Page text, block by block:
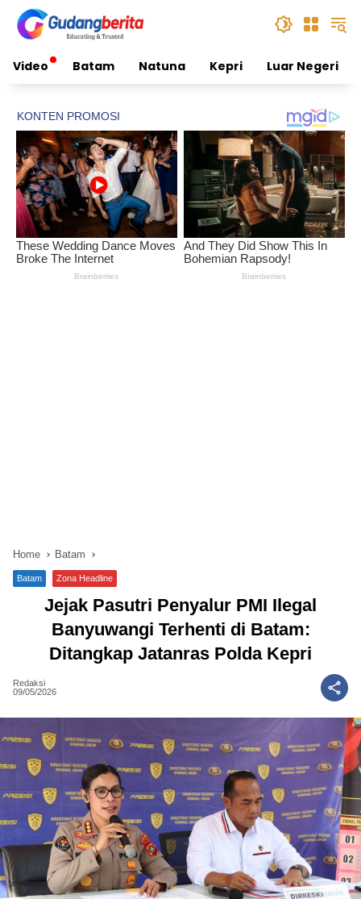
content
Video Batam Natuna Kepri Luar Negeri
Home Batam
Batam Zona Headline
Jejak Pasutri Penyalur PMI Ilegal
Banyuwangi Terhenti di Batam:
Ditangkap Jatanras Polda Kepri
Redaksi
09/05/2026